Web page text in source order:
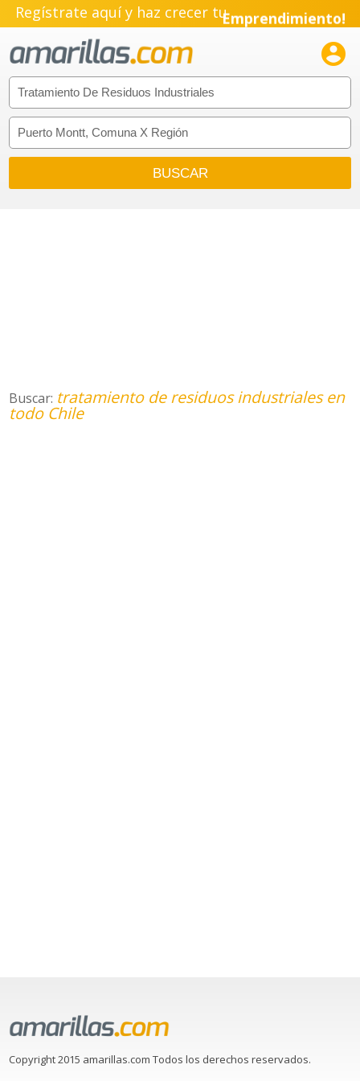
Regístrate aquí y haz crecer tuEmprendimiento!

Buscar: tratamiento de residuos industriales en
todo Chile
Copyright 2015 amarillas.com Todos los derechos reservados.